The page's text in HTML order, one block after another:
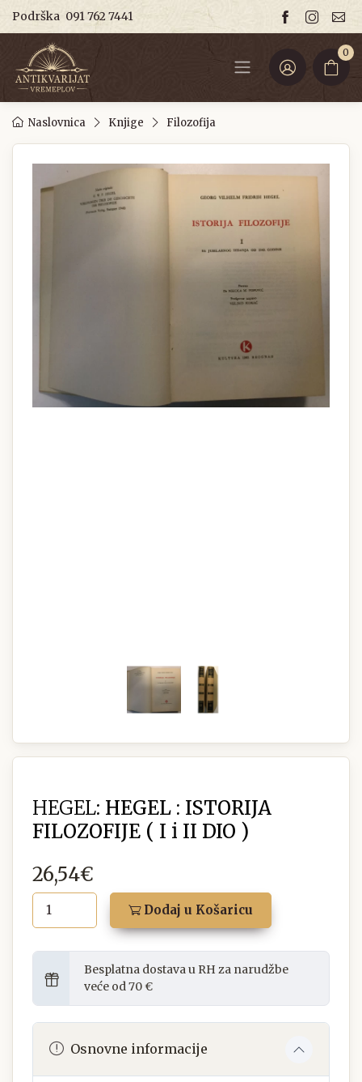
Podrška 091 762 7441
0
Naslovnica Knjige Filozofija
HEGEL: HEGEL : ISTORIJA
FILOZOFIJE ( I i II DIO )
26,54€
Dodaj u Košaricu
Besplatna dostava u RH za narudžbe
veće od 70 €
Osnovne informacije